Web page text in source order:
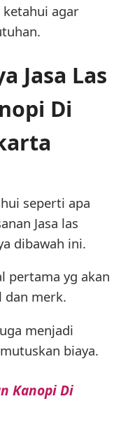
agar
Jasa Las
Di
seperti apa
Jasa las
dibawah ini.
pertama yg akan
dan merk.
menjadi
biaya.
Kanopi Di